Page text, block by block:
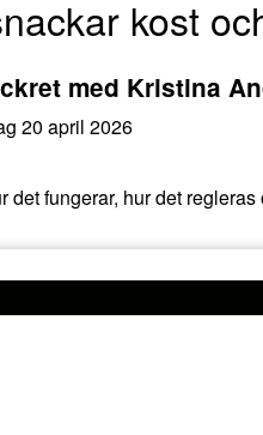
kost
med Kristina
20 april 2026
det fungerar, hur det